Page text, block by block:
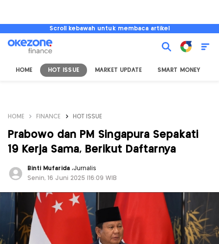
Scroll kebawah untuk membaca artikel
HOME HOT ISSUE MARKET UPDATE SMART MONEY
HOME FINANCE HOT ISSUE
Prabowo dan PM Singapura Sepakati
19 Kerja Sama, Berikut Daftarnya
Binti Mufarida ,Jurnalis
Senin, 16 Juni 2025 |16:09 WIB